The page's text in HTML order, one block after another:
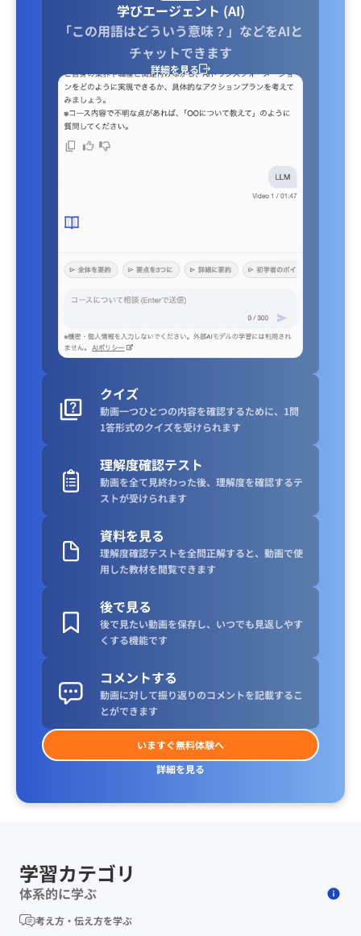
学びエージェント (AI)
「この用語はどういう意味？」などをAIと
チャットできます
詳細を見る
クイズ
動画一つひとつの内容を確認するために、1問
1答形式のクイズを受けられます
理解度確認テスト
動画を全て見終わった後、理解度を確認するテ
ストが受けられます
資料を見る
理解度確認テストを全問正解すると、動画で使
用した教材を閲覧できます
後で見る
後で見たい動画を保存し、いつでも見返しやす
くする機能です
コメントする
動画に対して振り返りのコメントを記載するこ
とができます
いますぐ無料体験へ
詳細を見る
学習カテゴリ
体系的に学ぶ
考え方・伝え方を学ぶ